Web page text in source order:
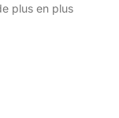
plus en plus